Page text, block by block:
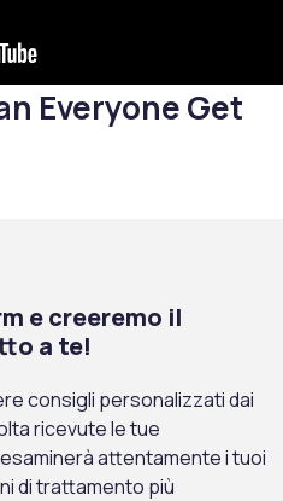
Everyone Get
e creeremo il
a te!
consigli personalizzati dai
ricevute le tue
attentamente i tuoi
di trattamento più